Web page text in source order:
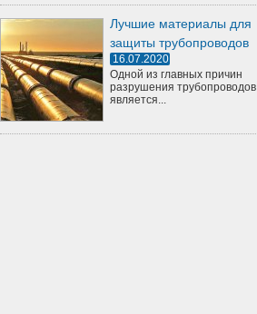
Лучшие материалы для
защиты трубопроводов
16.07.2020
Одной из главных причин
разрушения трубопроводов
является...